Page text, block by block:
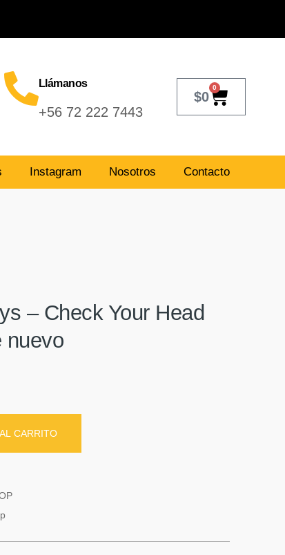
Llámanos
+56 72 222 7443
$0
0
Instagram Nosotros Contacto
‎– Check Your Head
nuevo
CARRITO